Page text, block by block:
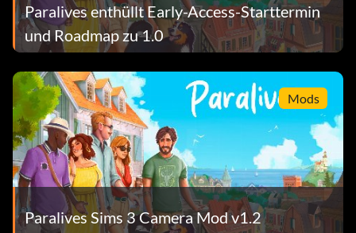
Paralives enthüllt Early-Access-Starttermin
und Roadmap zu 1.0
Mods
Paralives Sims 3 Camera Mod v1.2